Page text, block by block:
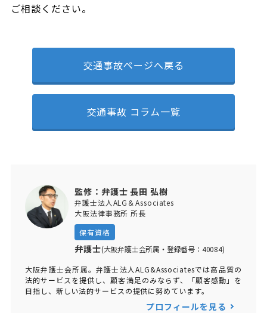
ご相談ください。
交通事故ページへ戻る
交通事故 コラム一覧
監修：弁護士 長田 弘樹
弁護士法人ALG＆Associates
大阪法律事務所 所長
保有資格
弁護士(大阪弁護士会所属・登録番号：40084)
大阪弁護士会所属。弁護士法人ALG&Associatesでは高品質の
法的サービスを提供し、顧客満足のみならず、「顧客感動」を
目指し、新しい法的サービスの提供に努めています。
プロフィールを見る